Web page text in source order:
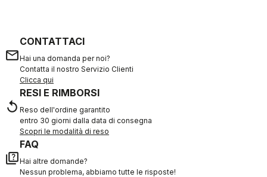
email
CONTATTACI
Hai una domanda per noi?
Contatta il nostro Servizio Clienti
Clicca qui
replay
RESI E RIMBORSI
Reso dell'ordine garantito
entro 30 giorni dalla data di consegna
Scopri le modalità di reso
quiz
FAQ
Hai altre domande?
Nessun problema, abbiamo tutte le risposte!